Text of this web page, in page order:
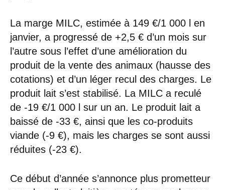
La marge MILC, estimée à 149 €/1 000 l en
janvier, a progressé de +2,5 € d’un mois sur
l’autre sous l’effet d’une amélioration du
produit de la vente des animaux (hausse des
cotations) et d’un léger recul des charges. Le
produit lait s’est stabilisé. La MILC a reculé
de -19 €/1 000 l sur un an. Le produit lait a
baissé de -33 €, ainsi que les co-produits
viande (-9 €), mais les charges se sont aussi
réduites (-23 €).
Ce début d’année s’annonce plus prometteur